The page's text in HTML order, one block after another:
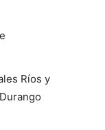
Ríos y